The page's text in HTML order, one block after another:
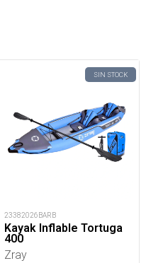
SIN STOCK
23382026BARB
Kayak Inflable Tortuga
400
Zray